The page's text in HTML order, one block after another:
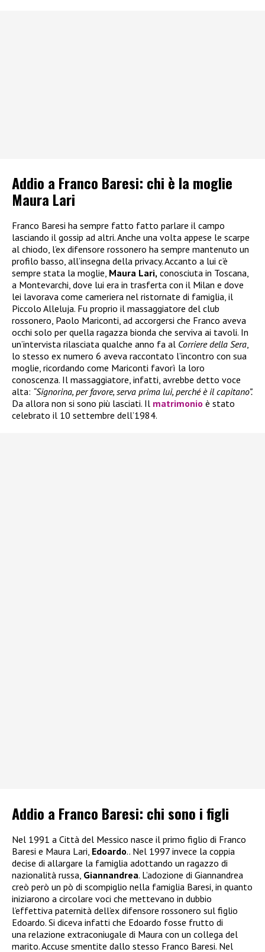
Addio a Franco Baresi: chi è la moglie
Maura Lari
Franco Baresi ha sempre fatto fatto parlare il campo
lasciando il gossip ad altri. Anche una volta appese le scarpe
al chiodo, l’ex difensore rossonero ha sempre mantenuto un
profilo basso, all’insegna della privacy. Accanto a lui c’è
sempre stata la moglie, Maura Lari, conosciuta in Toscana,
a Montevarchi, dove lui era in trasferta con il Milan e dove
lei lavorava come cameriera nel ristornate di famiglia, il
Piccolo Alleluja. Fu proprio il massaggiatore del club
rossonero, Paolo Mariconti, ad accorgersi che Franco aveva
occhi solo per quella ragazza bionda che serviva ai tavoli. In
un’intervista rilasciata qualche anno fa al Corriere della Sera,
lo stesso ex numero 6 aveva raccontato l’incontro con sua
moglie, ricordando come Mariconti favorì la loro
conoscenza. Il massaggiatore, infatti, avrebbe detto voce
alta: “Signorina, per favore, serva prima lui, perché è il capitano”.
Da allora non si sono più lasciati. Il matrimonio è stato
celebrato il 10 settembre dell’1984.
Addio a Franco Baresi: chi sono i figli
Nel 1991 a Città del Messico nasce il primo figlio di Franco
Baresi e Maura Lari, Edoardo.. Nel 1997 invece la coppia
decise di allargare la famiglia adottando un ragazzo di
nazionalità russa, Giannandrea. L’adozione di Giannandrea
creò però un pò di scompiglio nella famiglia Baresi, in quanto
iniziarono a circolare voci che mettevano in dubbio
l’effettiva paternità dell’ex difensore rossonero sul figlio
Edoardo. Si diceva infatti che Edoardo fosse frutto di
una relazione extraconiugale di Maura con un collega del
marito. Accuse smentite dallo stesso Franco Baresi. Nel